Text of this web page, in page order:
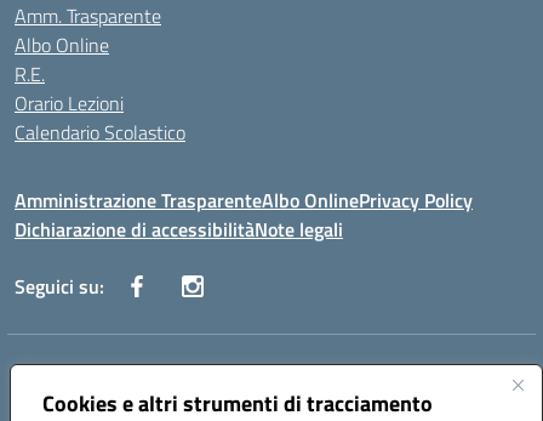
Cookies e altri strumenti di tracciamento
Amm. Trasparente
Albo Online
R.E.
Orario Lezioni
Calendario Scolastico
Amministrazione TrasparenteAlbo OnlinePrivacy Policy
Dichiarazione di accessibilitàNote legali
Seguici su:
Indirizzo:Via Vecchini n. 2, Ancona 60123 - Via M. Marini n. 33, Ancona
60129